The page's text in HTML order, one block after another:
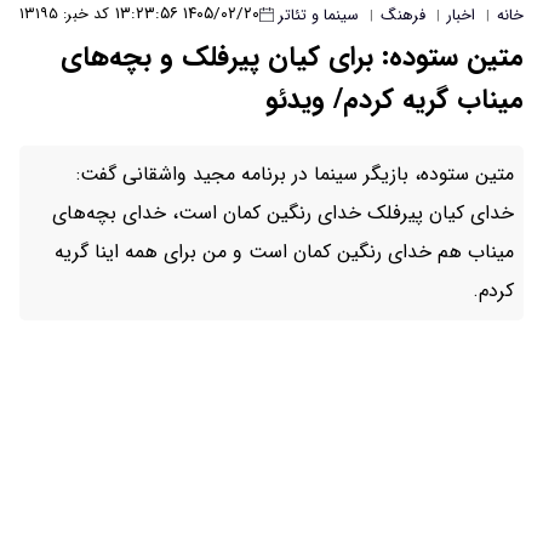
و تئاتر ۱۴۰۵/۰۲/۲۰ ۱۳:۲۳:۵۶ کد خبر: ۱۳۱۹۵
کیان پیرفلک و بچه‌های
ویدئو
در برنامه مجید واشقانی گفت:
رنگین کمان است، خدای بچه‌های
است و من برای همه اینا گریه